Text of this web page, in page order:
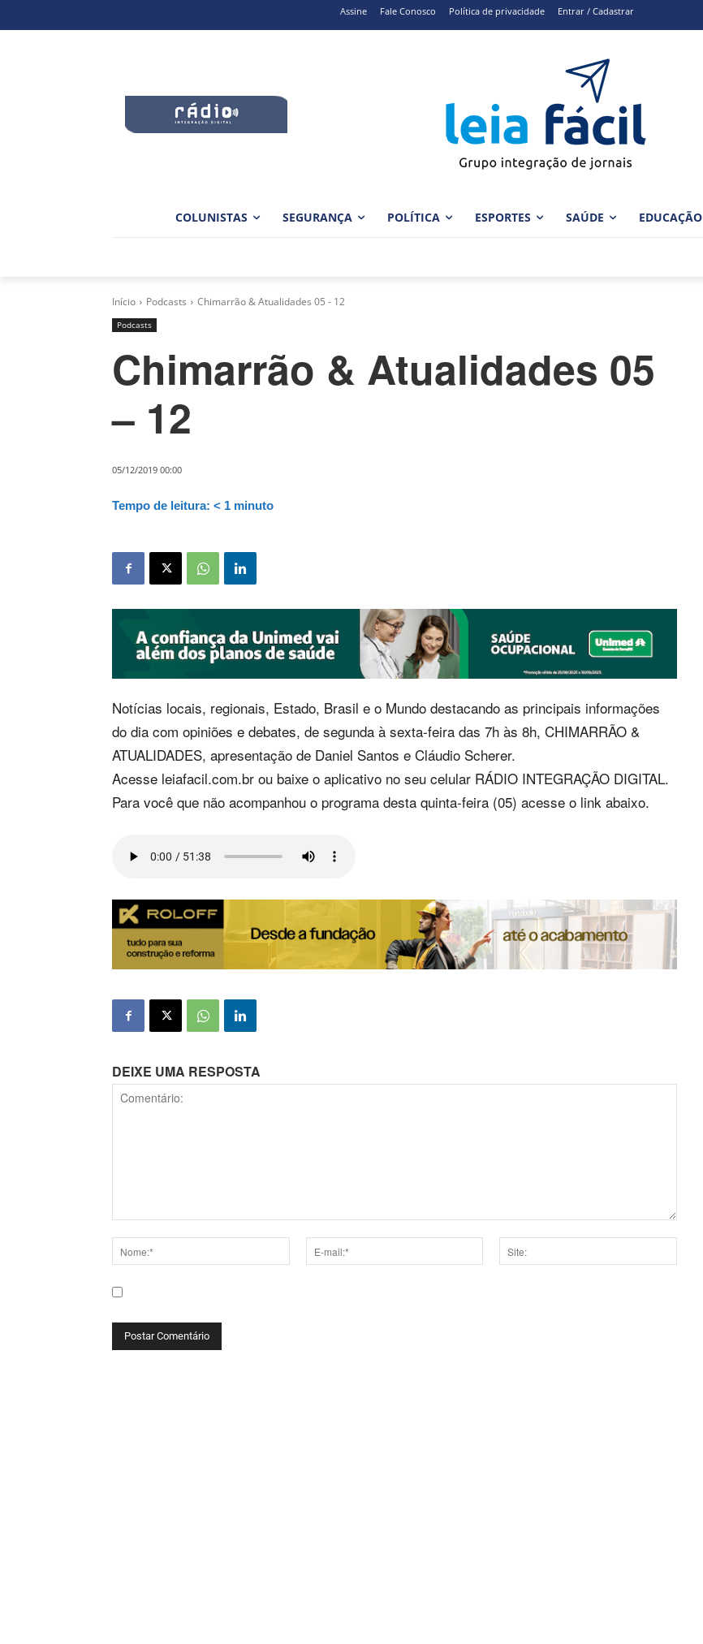
Assine Fale Conosco Política de privacidade Entrar / Cadastrar
COLUNISTAS SEGURANÇA POLÍTICA ESPORTES SAÚDE EDUCAÇÃO
Início Podcasts Chimarrão & Atualidades 05 - 12
Podcasts
Chimarrão & Atualidades 05
– 12
05/12/2019 00:00
Tempo de leitura: < 1 minuto
Notícias locais, regionais, Estado, Brasil e o Mundo destacando as principais informações
do dia com opiniões e debates, de segunda à sexta-feira das 7h às 8h, CHIMARRÃO &
ATUALIDADES, apresentação de Daniel Santos e Cláudio Scherer.
Acesse leiafacil.com.br ou baixe o aplicativo no seu celular RÁDIO INTEGRAÇÃO DIGITAL.
Para você que não acompanhou o programa desta quinta-feira (05) acesse o link abaixo.
DEIXE UMA RESPOSTA